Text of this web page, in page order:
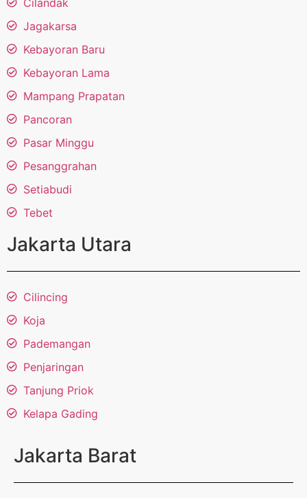
Jagakarsa
Kebayoran Baru
Kebayoran Lama
Mampang Prapatan
Pancoran
Pasar Minggu
Pesanggrahan
Setiabudi
Tebet
Jakarta Utara
Cilincing
Koja
Pademangan
Penjaringan
Tanjung Priok
Kelapa Gading
Jakarta Barat